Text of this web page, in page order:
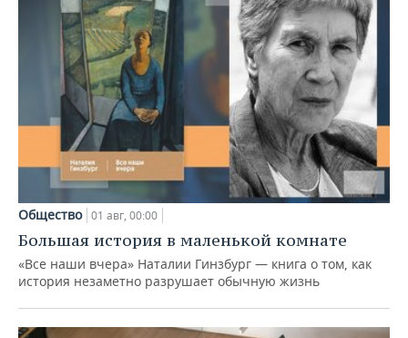
Общество 01 авг, 00:00
Большая история в маленькой комнате
«Все наши вчера» Наталии Гинзбург — книга о том, как
история незаметно разрушает обычную жизнь